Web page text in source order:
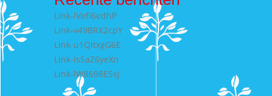
Link-lVefI6edhP
Link-v49BRX2cpY
Link-u1QItxgG6E
Link-IsSaZ6yeXn
Link-lW8698E5sJ